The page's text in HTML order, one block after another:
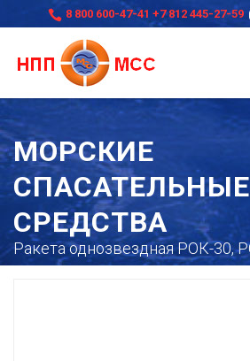
8 800 600-47-41 +7 812 445-27-59
МОРСКИЕ
СПАСАТЕЛЬНЫЕ
СРЕДСТВА
Ракета однозвездная РОК-30,